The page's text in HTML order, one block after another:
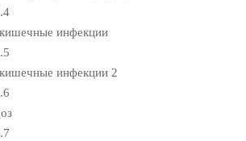
инфекции
инфекции 2